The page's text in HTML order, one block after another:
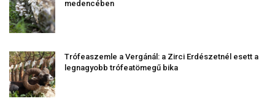
medencében
Trófeaszemle a Vergánál: a Zirci Erdészetnél esett a
legnagyobb trófeatömegű bika